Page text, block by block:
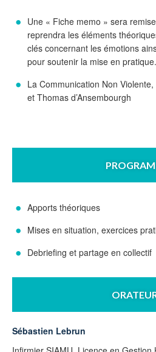
Une « Fiche memo » sera
reprendra les éléments
clés concernant les émotions
pour soutenir la mise en pratique.
La Communication Non
et Thomas d’Ansembourgh
Apports théoriques
Mises en situation, exercices
Debriefing et partage en collectif
Sébastien Lebrun